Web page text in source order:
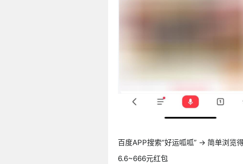
百度APP搜索“好运呱呱” → 简单浏览
6.6~666元红包